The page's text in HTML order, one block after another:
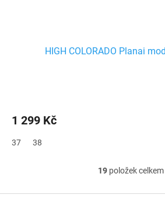
HIGH COLORADO Planai
1 299 Kč
37 38
O
l
19položek celkem